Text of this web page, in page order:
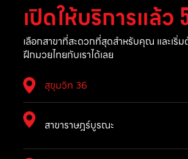
เปิดให้บริการแล้ว
เลือกสาขาที่สะดวกที่สุดสำหรับคุณ และเริ่ม
ฝึกมวยไทยกับเราได้เลย
สุขุมวิท 36
สาขาราษฎร์บูรณะ